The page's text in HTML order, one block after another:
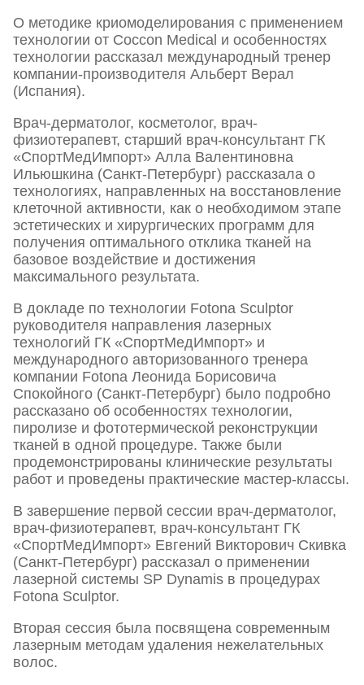
О методике криомоделирования с применением
технологии от Coссon Medical и особенностях
технологии рассказал международный тренер
компании-производителя Альберт Верал
(Испания).
Врач-дерматолог, косметолог, врач-
физиотерапевт, старший врач-консультант ГК
«СпортМедИмпорт» Алла Валентиновна
Ильюшкина (Санкт-Петербург) рассказала о
технологиях, направленных на восстановление
клеточной активности, как о необходимом этапе
эстетических и хирургических программ для
получения оптимального отклика тканей на
базовое воздействие и достижения
максимального результата.
В докладе по технологии Fotona Sculptor
руководителя направления лазерных
технологий ГК «СпортМедИмпорт» и
международного авторизованного тренера
компании Fotona Леонида Борисовича
Спокойного (Санкт-Петербург) было подробно
рассказано об особенностях технологии,
пиролизе и фототермической реконструкции
тканей в одной процедуре. Также были
продемонстрированы клинические результаты
работ и проведены практические мастер-классы.
В завершение первой сессии врач-дерматолог,
врач-физиотерапевт, врач-консультант ГК
«СпортМедИмпорт» Евгений Викторович Скивка
(Санкт-Петербург) рассказал о применении
лазерной системы SP Dynamis в процедурах
Fotona Sculptor.
Вторая сессия была посвящена современным
лазерным методам удаления нежелательных
волос.